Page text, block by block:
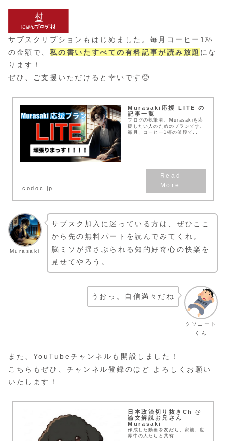
サブスクリプションもはじめました。毎月コーヒー1杯
の金額で、 私の書いたすべての有料記事が読み放題 にな
ります！
ぜひ、ご支援いただけると幸いです🥺
Murasaki応援 LITE の
記事一覧
ブログの執筆者、Murasakiを応
援したい人のためのプランです。
毎月、コーヒー1杯の値段で
codoc.jp
Murasaki
サブスク加入に迷っている方は、ぜひここ
から先の無料パートを読んでみてくれ。
脳ミソが揺さぶられる知的好奇心の快楽を
見せてやろう。
クソニート
くん
うおっ。自信満々だね
また、YouTubeチャンネルも開設しました！
こちらもぜひ、チャンネル登録のほど よろしくお願い
いたします！
日本政治切り抜きCh @
論文解説お兄さん
Murasaki
作成した動画を友だち、家族、世
界中の人たちと共有